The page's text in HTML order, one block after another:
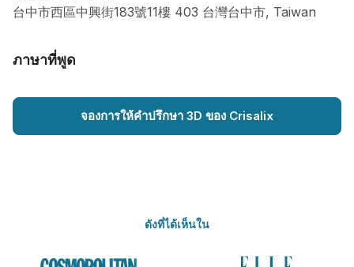
台中市西區中興街183號11樓 403 台灣台中市, Taiwan
ภาษาที่พูด
จองการให้คำปรึกษา 3D ของ Crisalix
ดังที่ได้เห็นใน